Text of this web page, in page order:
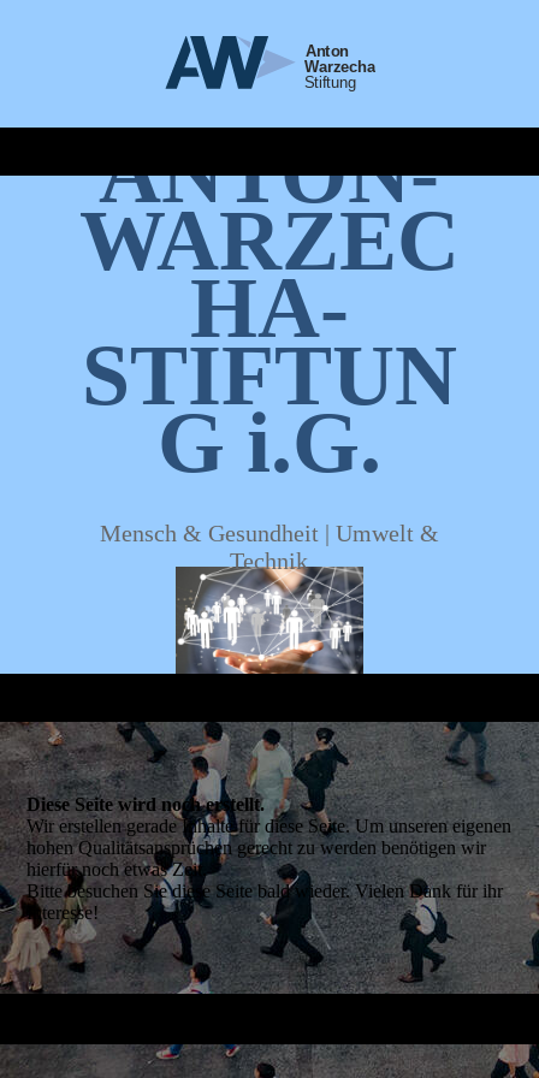
ANTON-
WARZEC
HA-
STIFTUN
G i.G.
Mensch & Gesundheit | Umwelt &
Technik
Diese Seite wird noch erstellt.
Wir erstellen gerade Inhalte für diese Seite. Um unseren eigenen
hohen Qualitätsansprüchen gerecht zu werden benötigen wir
hierfür noch etwas Zeit.
Bitte besuchen Sie diese Seite bald wieder. Vielen Dank für ihr
Interesse!